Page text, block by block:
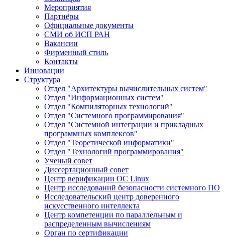
Мероприятия
Партнёры
Официальные документы
СМИ об ИСП РАН
Вакансии
Фирменный стиль
Контакты
Инновации
Структура
Отдел "Архитектуры вычислительных систем"
Отдел "Информационных систем"
Отдел "Компиляторных технологий"
Отдел "Системного программирования"
Отдел "Системной интеграции и прикладных
программных комплексов"
Отдел "Теоретической информатики"
Отдел "Технологий программирования"
Ученый совет
Диссертационный совет
Центр верификации ОС Linux
Центр исследований безопасности системного ПО
Исследовательский центр доверенного
искусственного интеллекта
Центр компетенции по параллельным и
распределенным вычислениям
Орган по сертификации